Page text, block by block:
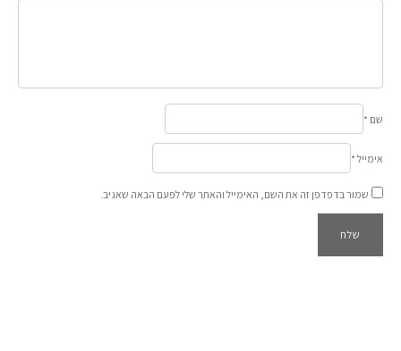
שם *
אימייל *
שמור בדפדפן זה את השם, האימייל והאתר שלי לפעם הבאה שאגיב.